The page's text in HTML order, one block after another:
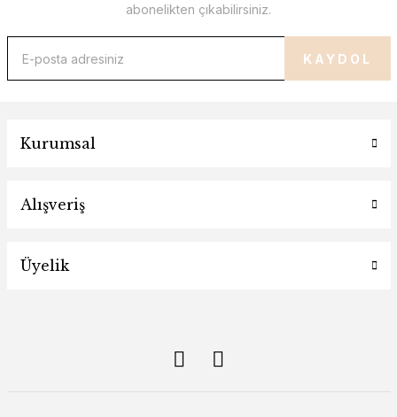
abonelikten çıkabilirsiniz.
KAYDOL
Kurumsal
Alışveriş
Üyelik